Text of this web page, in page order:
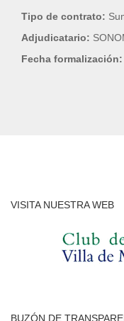
Tipo de contrato:
Adjudicatario:
Fecha formalización:
VISITA NUESTRA WEB
BUZÓN DE